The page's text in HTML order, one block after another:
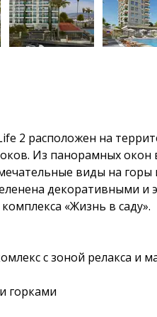
2 расположен на
Из панорамных окон
виды на горы
декоративными и
«Жизнь в саду».
с зоной релакса и
горками